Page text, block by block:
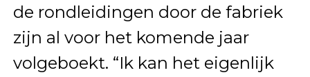
de rondleidingen door de fabriek
zijn al voor het komende jaar
volgeboekt. “Ik kan het eigenlijk